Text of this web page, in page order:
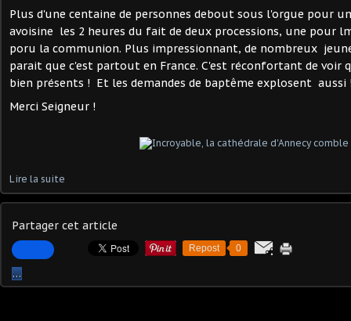
Plus d'une centaine de personnes debout sous l'orgue pour
avoisine les 2 heures du fait de deux processions, une pour
poru la communion. Plus impressionnant, de nombreux
parait que c'est partout en France. C'est réconfortant de voir
bien présents ! Et les demandes de baptême explosent aussi
Merci Seigneur !
Lire la suite
Partager cet article
Repost 0
…